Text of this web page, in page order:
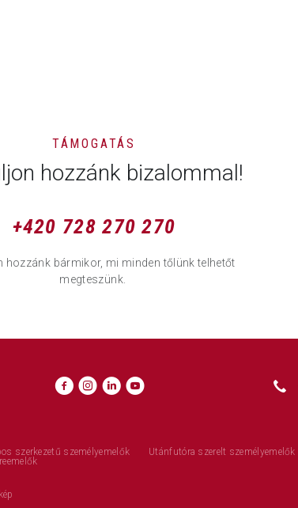
TÁMOGATÁS
hozzánk bizalommal!
+420 728 270 270
hozzánk bármikor, mi minden tőlünk telhetőt
megteszünk.
szerkezetű személyemelők Utánfutóra szerelt személyemelők